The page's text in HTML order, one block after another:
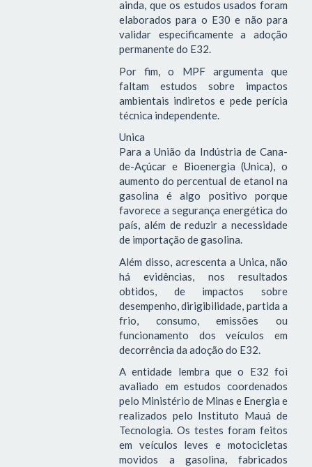
ainda, que os estudos usados foram
elaborados para o E30 e não para
validar especificamente a adoção
permanente do E32.
Por fim, o MPF argumenta que
faltam estudos sobre impactos
ambientais indiretos e pede perícia
técnica independente.
Unica
Para a União da Indústria de Cana-
de-Açúcar e Bioenergia (Unica), o
aumento do percentual de etanol na
gasolina é algo positivo porque
favorece a segurança energética do
país, além de reduzir a necessidade
de importação de gasolina.
Além disso, acrescenta a Unica, não
há evidências, nos resultados
obtidos, de impactos sobre
desempenho, dirigibilidade, partida a
frio, consumo, emissões ou
funcionamento dos veículos em
decorrência da adoção do E32.
A entidade lembra que o E32 foi
avaliado em estudos coordenados
pelo Ministério de Minas e Energia e
realizados pelo Instituto Mauá de
Tecnologia. Os testes foram feitos
em veículos leves e motocicletas
movidos a gasolina, fabricados